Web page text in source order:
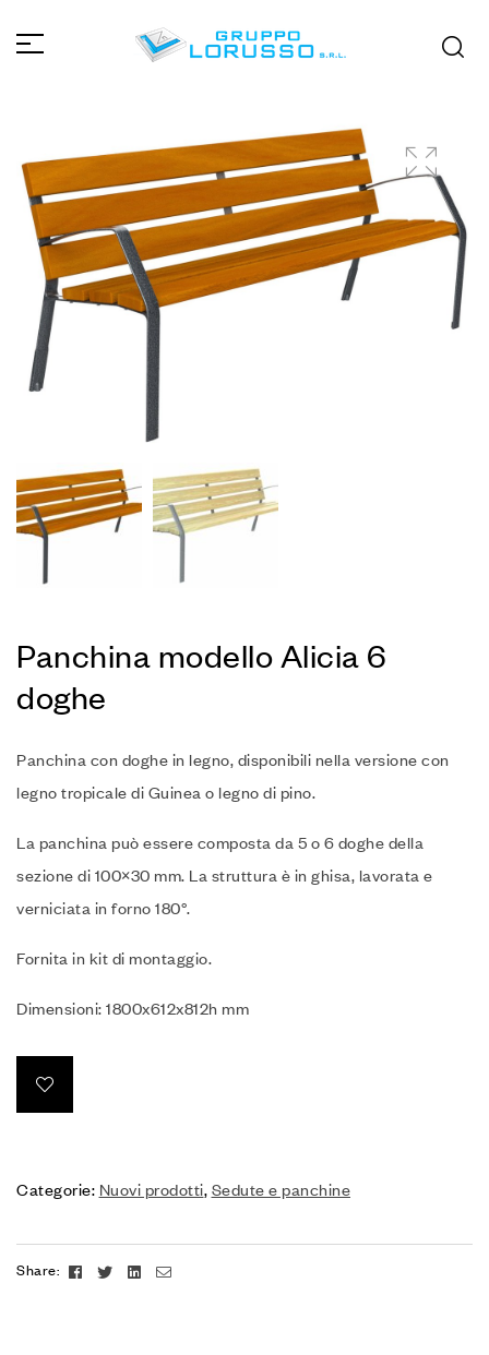
Panchina modello Alicia 6
doghe
Panchina con doghe in legno, disponibili nella versione con
legno tropicale di Guinea o legno di pino.‎
La panchina può essere composta da 5 o 6 doghe della
sezione di 100×30 mm.‎ La struttura è in ghisa, lavorata e
verniciata in forno 180°.‎
Fornita in kit di montaggio.‎
Dimensioni: 1800x612x812h mm
Categorie: Nuovi prodotti, Sedute e panchine
Share: FacebookTwitterLinkedin
Email